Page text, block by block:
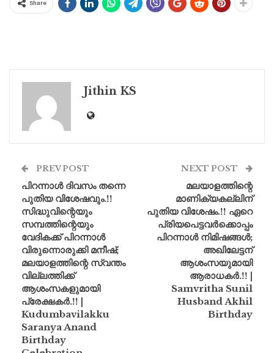
Share
Jithin KS
PREV POST
പിറന്നാൾ ദിവസം തന്നെ
പുതിയ വിശേഷവും.!!
സിദ്ധുവിന്റെയും
സമ്പത്തിന്റെയും
വേദികക്ക് പിറന്നാൾ
വിരുന്നൊരുക്കി മനീഷ്;
മലയാളത്തിന്റെ സ്വന്തം
വില്ലത്തിക്ക്
ആശംസകളുമായി
പ്രേക്ഷകർ.!! |
Kudumbavilakku
Saranya Anand
Birthday
NEXT POST
മലയാളത്തിന്റെ
മാണിക്യകല്ലിന്
പുതിയ വിശേഷം.!! ഏറെ
പ്രിയപെട്ടവർക്കൊപ്പം
പിറന്നാൾ നിമിഷങ്ങൾ;
അഖിലേട്ടന്
ആശംസയുമായി
ആരാധകർ.!! |
Samvritha Sunil
Husband Akhil
Birthday